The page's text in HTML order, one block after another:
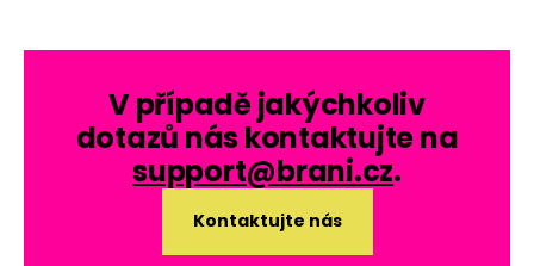
V případě jakýchkoliv
dotazů nás kontaktujte na
support@brani.cz.
Kontaktujte nás